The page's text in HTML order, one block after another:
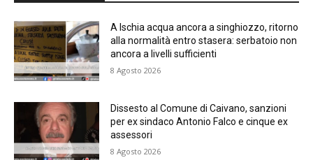
A Ischia acqua ancora a singhiozzo, ritorno
alla normalità entro stasera: serbatoio non
ancora a livelli sufficienti
8 Agosto 2026
Dissesto al Comune di Caivano, sanzioni
per ex sindaco Antonio Falco e cinque ex
assessori
8 Agosto 2026